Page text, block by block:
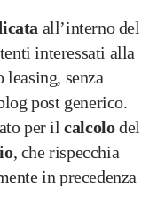
all’interno del
interessati alla
senza
post generico.
per ilcalcolodel
, che rispecchia
in precedenza